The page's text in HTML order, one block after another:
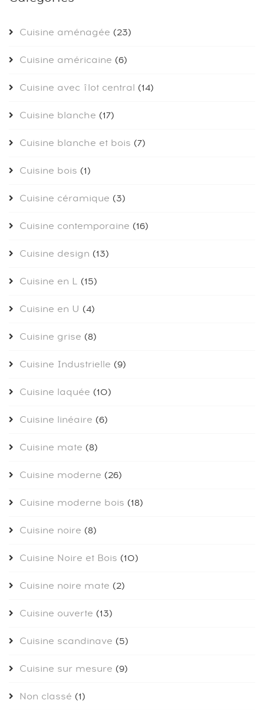
Cuisine aménagée (23)
Cuisine américaine (6)
Cuisine avec îlot central (14)
Cuisine blanche (17)
Cuisine blanche et bois (7)
Cuisine bois (1)
Cuisine céramique (3)
Cuisine contemporaine (16)
Cuisine design (13)
Cuisine en L (15)
Cuisine en U (4)
Cuisine grise (8)
Cuisine Industrielle (9)
Cuisine laquée (10)
Cuisine linéaire (6)
Cuisine mate (8)
Cuisine moderne (26)
Cuisine moderne bois (18)
Cuisine noire (8)
Cuisine Noire et Bois (10)
Cuisine noire mate (2)
Cuisine ouverte (13)
Cuisine scandinave (5)
Cuisine sur mesure (9)
Non classé (1)